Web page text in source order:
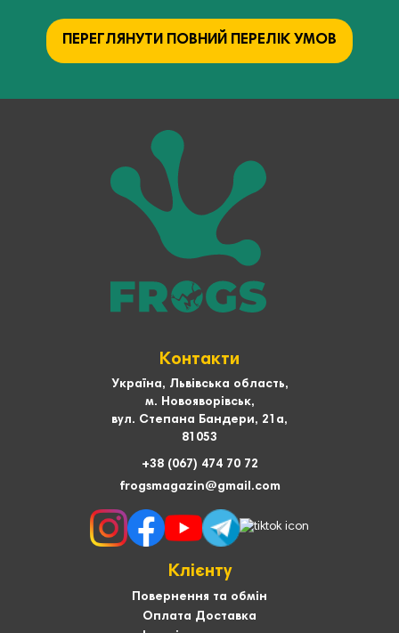
ПЕРЕГЛЯНУТИ ПОВНИЙ ПЕРЕЛІК УМОВ
Контакти
Україна, Львівська область,
м. Новояворівськ,
вул. Степана Бандери, 21а,
81053
+38 (067) 474 70 72
frogsmagazin@gmail.com
Клієнту
Повернення та обмін
Оплата Доставка